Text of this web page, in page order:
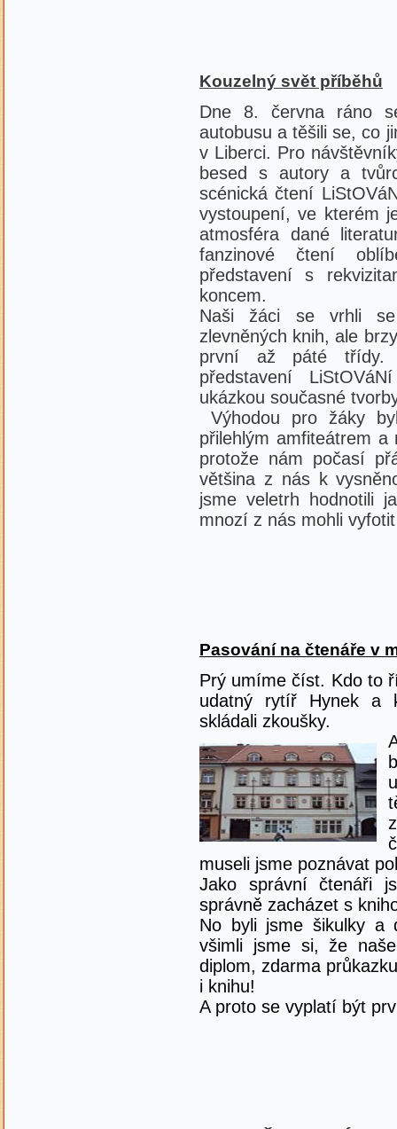
Kouzelný svět příběhů
Dne 8. června ráno
autobusu a těšili se, co
v Liberci. Pro
besed s autory a
scénická čtení
vystoupení, ve kterém
atmosféra dané
fanzinové čtení
představení s
koncem.
Naši žáci se vrhli
zlevněných knih, ale
první až páté třídy.
představení
ukázkou současné
Výhodou pro žáky
přilehlým amfiteátrem
protože nám počasí
většina z nás k
jsme veletrh hodnotili
mnozí z nás mohli
Pasování na čtenáře v
Prý umíme číst. Kdo to
udatný rytíř Hynek a
skládali zkoušky.
museli jsme poznávat
Jako správní čtenáři
správně zacházet s
No byli jsme šikulky a
všimli jsme si, že
diplom, zdarma
i knihu!
A proto se vyplatí být